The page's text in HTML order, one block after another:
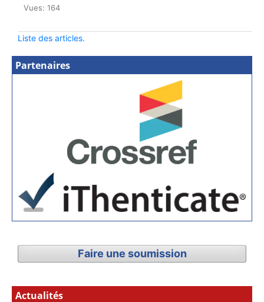
Vues: 164
Liste des articles.
Partenaires
Faire une soumission
Actualités